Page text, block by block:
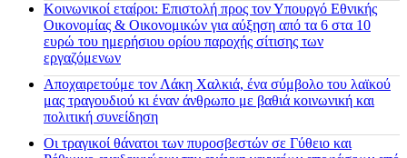
Κοινωνικοί εταίροι: Επιστολή προς τον Υπουργό Εθνικής
Οικονομίας & Οικονομικών για αύξηση από τα 6 στα 10
ευρώ του ημερήσιου ορίου παροχής σίτισης των
εργαζόμενων
Αποχαιρετούμε τον Λάκη Χαλκιά, ένα σύμβολο του λαϊκού
μας τραγουδιού κι έναν άνθρωπο με βαθιά κοινωνική και
πολιτική συνείδηση
Οι τραγικοί θάνατοι των πυροσβεστών σε Γύθειο και